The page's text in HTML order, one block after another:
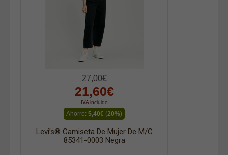
27,00€
21,60€
IVA incluido
Ahorro: 5,40€ (20%)
Levi’s® Camiseta De Mujer De M/c
85341-0003 Negra